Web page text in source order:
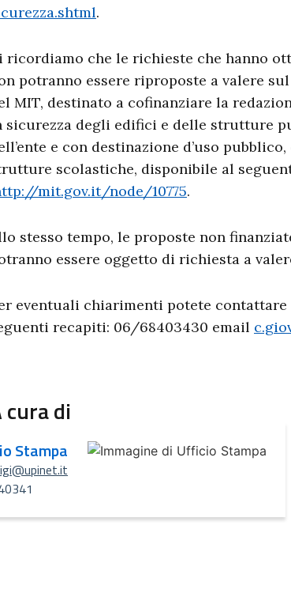
.
ricordiamo che le richieste che hanno
potranno essere riproposte a valere
MIT, destinato a cofinanziare la
sicurezza degli edifici e delle strutture
e con destinazione d’uso
scolastiche, disponibile al
mit.gov.it/node/10775.
stesso tempo, le proposte non
essere oggetto di richiesta a
eventuali chiarimenti potete contattare
recapiti: 06/68403430 email
cura di
Stampa